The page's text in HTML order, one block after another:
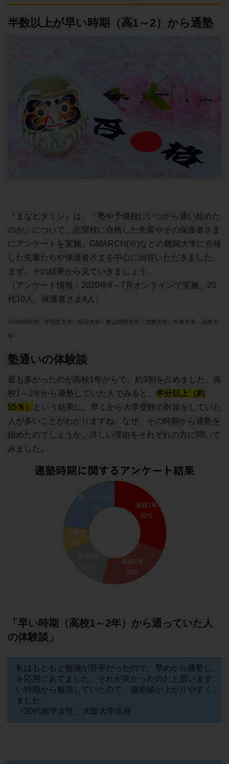
半数以上が早い時期（高1～2）から通塾
『まなビタミン』は、「塾や予備校にいつから通い始めた
のか」について、志望校に合格した先輩やその保護者さま
にアンケートを実施。GMARCH(※)などの難関大学に合格
した先輩たちや保護者さまを中心に回答いただきました。
まず、その結果から見ていきましょう。
（アンケート情報：2020年6～7月オンラインで実施、20
代10人、保護者さま4人）
※GMARCH…学習院大学・明治大学・青山学院大学・立教大学・中央大学・法政大
学
塾通いの体験談
最も多かったのが高校1年からで、約3割を占めました。高
校1～2年から通塾していた人でみると、 半分以上（約
55％）
という結果に。早くから大学受験の対策をしていた
人が多いことがわかりますね。なぜ、その時期から通塾を
始めたのでしょうか。詳しい理由をそれぞれの方に聞いて
みました。
「早い時期（高校1～2年）から通っていた人
の体験談」
私はもともと勉強が苦手だったので、早めから通塾し、
を応用にあてました。それが良かったのだと思います。
い時期から勉強していたので、偏差値が上がりやすく、
ました。
（20代前半女性、大阪大学出身